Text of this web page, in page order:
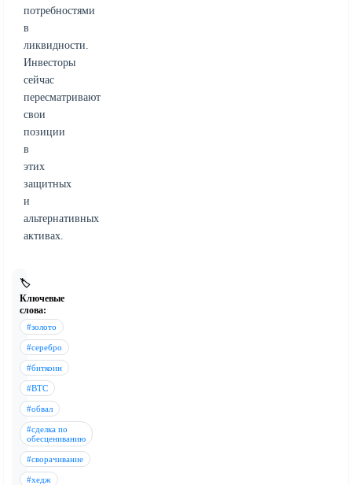
потребностями
в
ликвидности.
Инвесторы
сейчас
пересматривают
свои
позиции
в
этих
защитных
и
альтернативных
активах.
🏷️
Ключевые
слова:
#золото
#серебро
#биткоин
#BTC
#обвал
#сделка по
обесцениванию
#сворачивание
#хедж